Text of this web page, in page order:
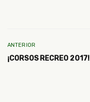
ANTERIOR
¡CORSOS RECREO 2017!